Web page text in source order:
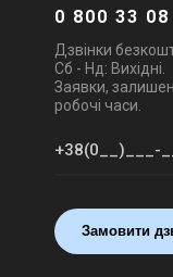
0 800 33 08
Дзвінки
Сб - Нд: Вихідні.
Заявки,
робочі часи.
Замовити